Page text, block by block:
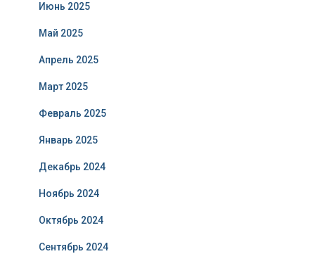
Июнь 2025
Май 2025
Апрель 2025
Март 2025
Февраль 2025
Январь 2025
Декабрь 2024
Ноябрь 2024
Октябрь 2024
Сентябрь 2024